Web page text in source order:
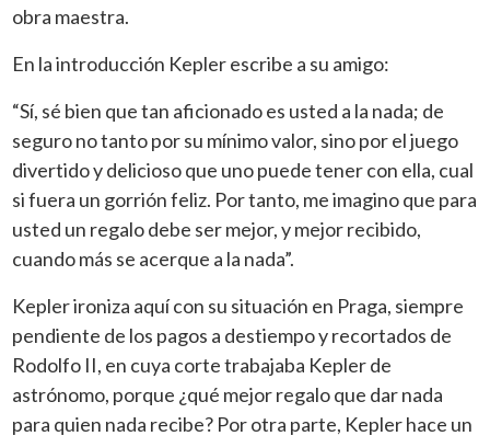
obra maestra.
En la introducción Kepler escribe a su amigo:
“Sí, sé bien que tan aficionado es usted a la nada; de
seguro no tanto por su mínimo valor, sino por el juego
divertido y delicioso que uno puede tener con ella, cual
si fuera un gorrión feliz. Por tanto, me imagino que para
usted un regalo debe ser mejor, y mejor recibido,
cuando más se acerque a la nada”.
Kepler ironiza aquí con su situación en Praga, siempre
pendiente de los pagos a destiempo y recortados de
Rodolfo II, en cuya corte trabajaba Kepler de
astrónomo, porque ¿qué mejor regalo que dar nada
para quien nada recibe? Por otra parte, Kepler hace un